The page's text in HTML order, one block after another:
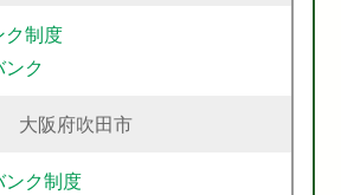
ク制度
ク
大阪府吹田市
ンク制度